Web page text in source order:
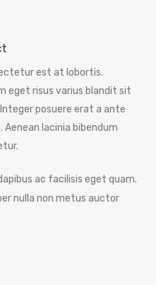
est at lobortis.
eget risus varius blandit sit
posuere erat a ante
Aenean lacinia bibendum
ac facilisis eget quam.
nulla non metus auctor